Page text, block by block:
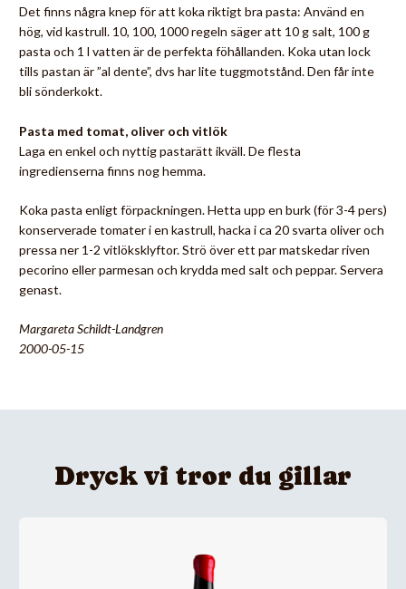
Det finns några knep för att koka riktigt bra pasta: Använd en
hög, vid kastrull. 10, 100, 1000 regeln säger att 10 g salt, 100 g
pasta och 1 l vatten är de perfekta föhållanden. Koka utan lock
tills pastan är ”al dente”, dvs har lite tuggmotstånd. Den får inte
bli sönderkokt.
Pasta med tomat, oliver och vitlök
Laga en enkel och nyttig pastarätt ikväll. De flesta
ingredienserna finns nog hemma.
Koka pasta enligt förpackningen. Hetta upp en burk (för 3-4 pers)
konserverade tomater i en kastrull, hacka i ca 20 svarta oliver och
pressa ner 1-2 vitlöksklyftor. Strö över ett par matskedar riven
pecorino eller parmesan och krydda med salt och peppar. Servera
genast.
Margareta Schildt-Landgren
2000-05-15
Dryck vi tror du gillar